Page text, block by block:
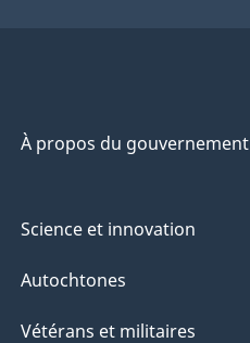
À propos du gouvernement
Science et innovation
Autochtones
Vétérans et militaires